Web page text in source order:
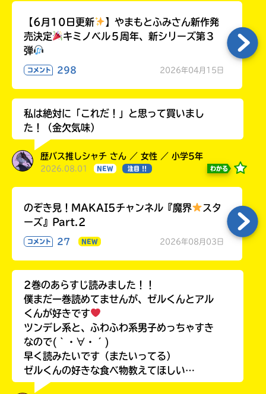
【6月10日更新
】やまもとふみさん新作発
売決定
キミノベル５周年、新シリーズ第３
弾
コメント 298 2026年04月15日
私は絶対に「これだ！」と思って買いまし
た！（金欠気味）
歴バス推しシャチ さん ／ 女性 ／ 小学5年
2026.08.01 NEW 注目 !! わかる
のぞき見！MAKAI5チャンネル『魔界
スタ
ーズ』Part.2
コメント 27 NEW 2026年08月03日
2巻のあらすじ読みました！！
僕まだ一巻読めてませんが、ゼルくんとアル
くんが好きです
ツンデレ系と、ふわふわ系男子めっちゃすき
なので(｀・∀・´)
早く読みたいです（またいってる）
ゼルくんの好きな食べ物教えてほしい…